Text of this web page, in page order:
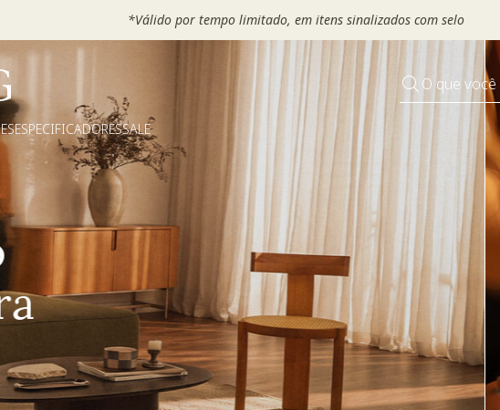
Escolha seu VOUCHER e ganhe até 30% OFF*: useMOVEL30, TEXTIL30 OU
O que
ESPECIFICADORESSALE
Pequenos rituais
Grandes mudanças
Decorar